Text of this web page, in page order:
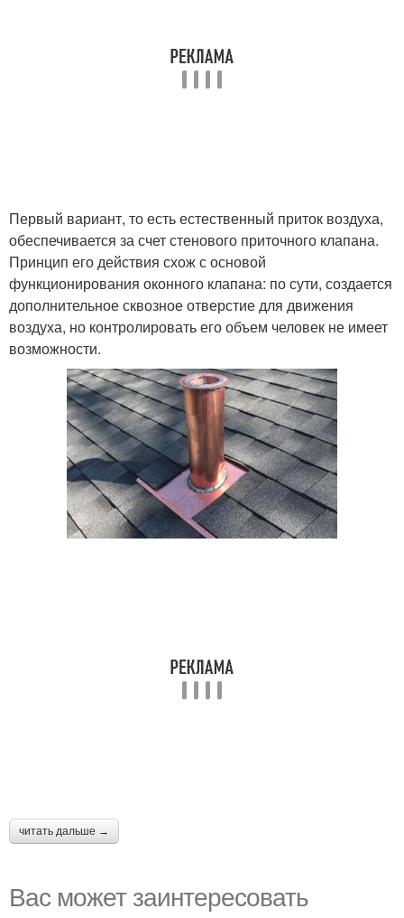
Первый вариант, то есть естественный приток воздуха,
обеспечивается за счет стенового приточного клапана.
Принцип его действия схож с основой
функционирования оконного клапана: по сути, создается
дополнительное сквозное отверстие для движения
воздуха, но контролировать его объем человек не имеет
возможности.
читать дальше →
Вас может заинтересовать